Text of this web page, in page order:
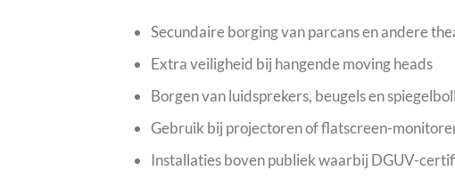
Secundaire borging van parcans en andere
Extra veiligheid bij hangende moving heads
Borgen van luidsprekers, beugels en
Gebruik bij projectoren of flatscreen-
Installaties boven publiek waarbij DGUV-